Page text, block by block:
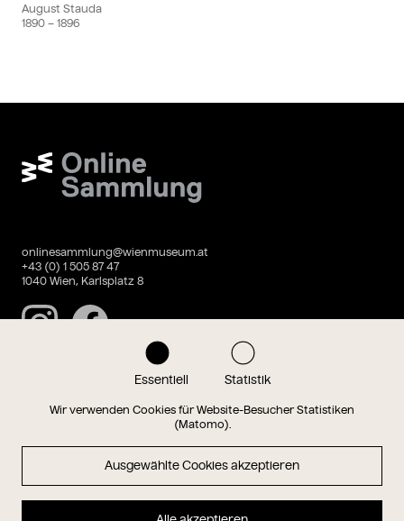
Essentiell Statistik
Wir verwenden Cookies für Website-Besucher Statistiken
(Matomo).
Ausgewählte Cookies akzeptieren
August Stauda
1890 – 1896
Wien Museum Online Sammlung
onlinesammlung@wienmuseum.at
+43 (0) 1 505 87 47
1040 Wien, Karlsplatz 8
InstagramFacebook
Magazin